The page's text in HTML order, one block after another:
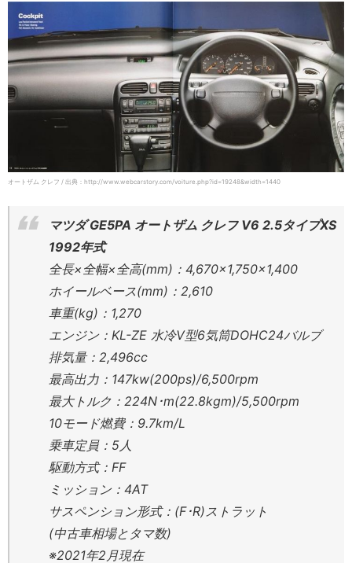
オートザム クレフ / 出典：http://www.webcarstory.com/voiture.php?id=19248&width=1440
マツダ GE5PA オートザム クレフ V6 2.5タイプXS
1992年式
全長×全幅×全高(mm)：4,670×1,750×1,400
ホイールベース(mm)：2,610
車重(kg)：1,270
エンジン：KL-ZE 水冷V型6気筒DOHC24バルブ
排気量：2,496cc
最高出力：147kw(200ps)/6,500rpm
最大トルク：224N･m(22.8kgm)/5,500rpm
10モード燃費：9.7km/L
乗車定員：5人
駆動方式：FF
ミッション：4AT
サスペンション形式：(F･R)ストラット
(中古車相場とタマ数)
※2021年2月現在